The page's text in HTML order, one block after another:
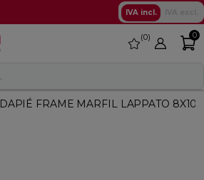
IVA incl.
favorite
0 0
FRAME MARFIL LAPPATO